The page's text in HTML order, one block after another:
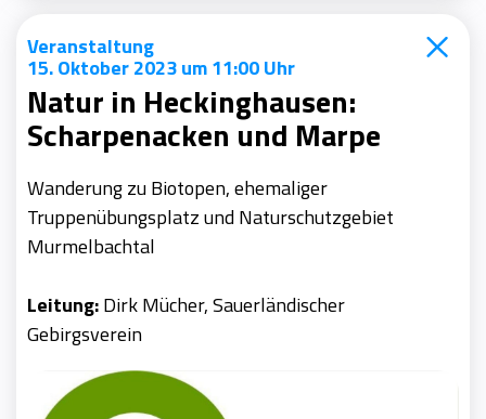
Veranstaltung
15. Oktober 2023 um 11:00 Uhr
Natur in Heckinghausen:
Scharpenacken und Marpe
Wanderung zu Biotopen, ehemaliger
Truppenübungsplatz und Naturschutzgebiet
Murmelbachtal
Leitung:Dirk Mücher, Sauerländischer
Gebirgsverein